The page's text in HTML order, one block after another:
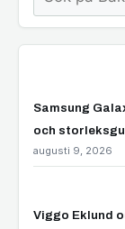
Samsung
och
augusti 9, 2026
Viggo Eklund